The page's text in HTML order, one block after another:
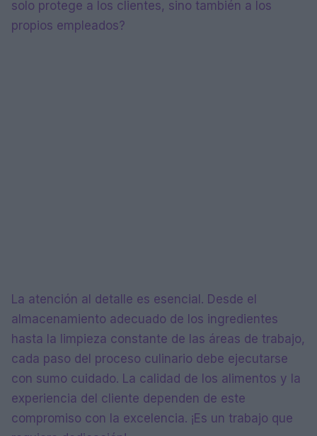
solo protege a los clientes, sino también a los
propios empleados?
La atención al detalle es esencial. Desde el
almacenamiento adecuado de los ingredientes
hasta la limpieza constante de las áreas de trabajo,
cada paso del proceso culinario debe ejecutarse
con sumo cuidado. La calidad de los alimentos y la
experiencia del cliente dependen de este
compromiso con la excelencia. ¡Es un trabajo que